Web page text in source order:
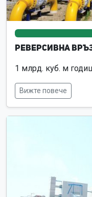
Реверсивна
1 млрд. куб. м
Вижте повече